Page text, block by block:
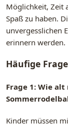
Möglichkeit, Zeit
Spaß zu haben.
unvergesslichen
erinnern werden.
Häufige
Frage 1: Wie
Kinder müssen